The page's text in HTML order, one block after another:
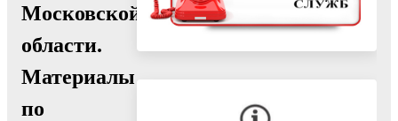
Московской
области.
Материалы
по